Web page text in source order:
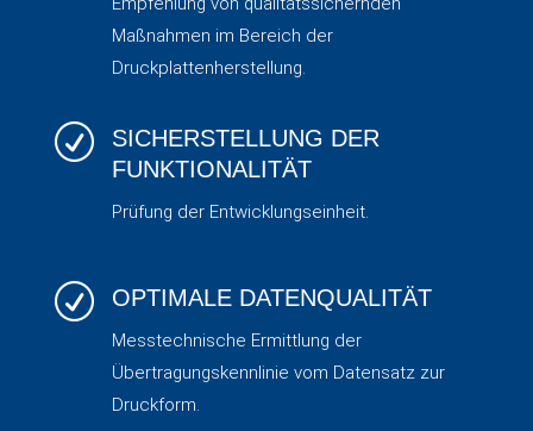
Maßnahmen im Bereich der
Druckplattenherstellung.
R
SICHERSTELLUNG DER
FUNKTIONALITÄT
Prüfung der Entwicklungseinheit.
R OPTIMALE DATENQUALITÄT
Messtechnische Ermittlung der
Übertragungskennlinie vom Datensatz zur
Druckform.